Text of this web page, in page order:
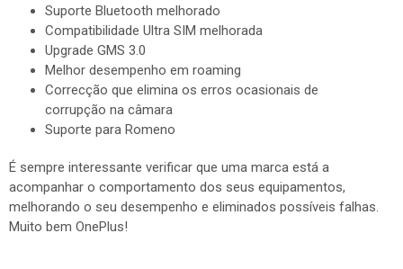
Suporte Bluetooth melhorado
Compatibilidade Ultra SIM melhorada
Upgrade GMS 3.0
Melhor desempenho em roaming
Correcção que elimina os erros ocasionais de
corrupção na câmara
Suporte para Romeno
É sempre interessante verificar que uma marca está a
acompanhar o comportamento dos seus equipamentos,
melhorando o seu desempenho e eliminados possíveis falhas.
Muito bem OnePlus!